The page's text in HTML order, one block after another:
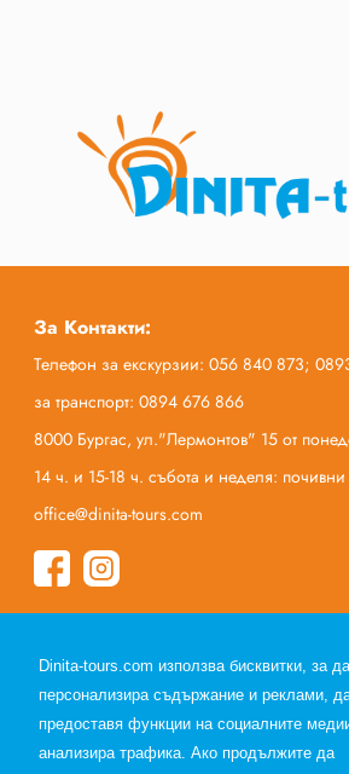
Dinita-tours.com използва бисквитки, за да
персонализира съдържание и реклами,
предоставя функции на социалните
анализира трафика. Ако продължите да
За Контакти:
Телефон за екскурзии: 056 840 873;
за транспорт: 0894 676 866
8000 Бургас, ул."Лермонтов" 15 от
14 ч. и 15-18 ч. събота и неделя:
office@dinita-tours.com
За нас
Полезна информация
Общи условия по договор за екскурзия